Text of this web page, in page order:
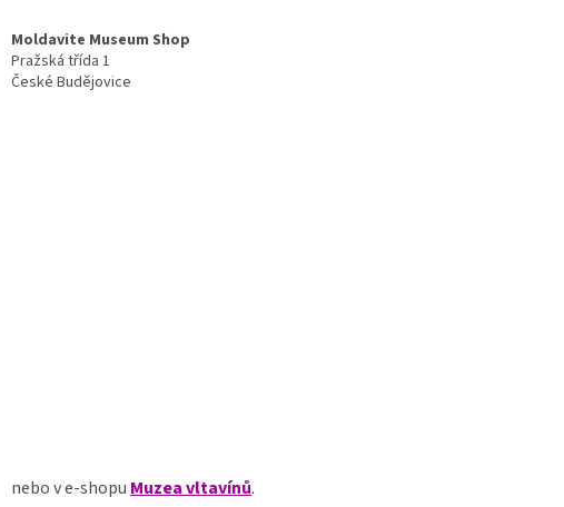
Moldavite Museum Shop
Pražská třída 1
České Budějovice
nebo v e-shopu Muzea vltavínů.